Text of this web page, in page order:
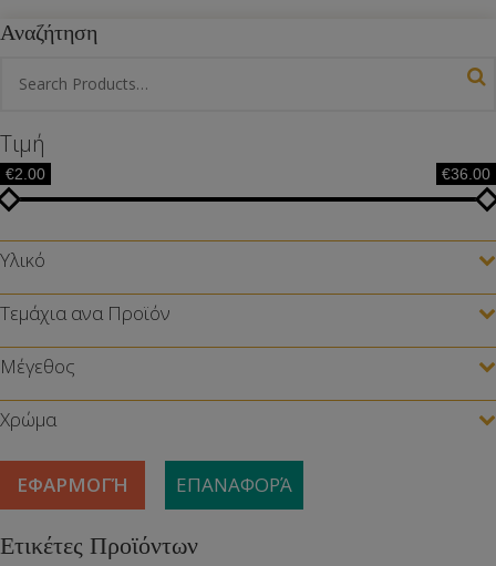
Αναζήτηση
Τιμή
€2.00 €36.00
Υλικό
Τεμάχια ανα Προϊόν
Μέγεθος
Χρώμα
ΕΦΑΡΜΟΓΉ ΕΠΑΝΑΦΟΡΆ
Ετικέτες Προϊόντων